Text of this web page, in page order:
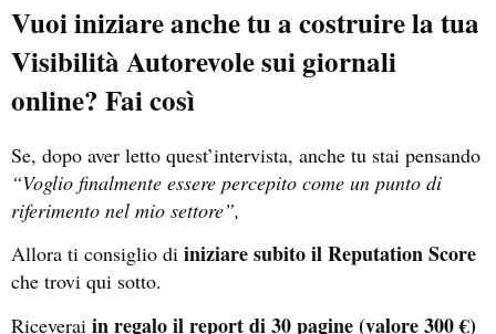
Vuoi iniziare anche tu a costruire la tua
Visibilità Autorevole sui giornali
online? Fai così
Se, dopo aver letto quest’intervista, anche tu stai pensando
“Voglio finalmente essere percepito come un punto di
riferimento nel mio settore”,
Allora ti consiglio di iniziare subito il Reputation Score
che trovi qui sotto.
Riceverai in regalo il report di 30 pagine (valore 300 €)